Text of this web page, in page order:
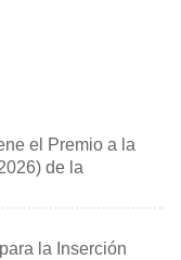
el Premio a la
de la
la Inserción